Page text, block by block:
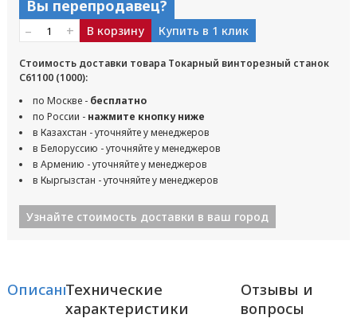
Вы перепродавец?
– + В корзину Купить в 1 клик
Стоимость доставки товара Токарный винторезный станок
С61100 (1000):
по Москве - бесплатно
по России - нажмите кнопку ниже
в Казахстан - уточняйте у менеджеров
в Белоруссию - уточняйте у менеджеров
в Армению - уточняйте у менеджеров
в Кыргызстан - уточняйте у менеджеров
Узнайте стоимость доставки в ваш город
ОписаниеТехнические
характеристики
Отзывы и
вопросы